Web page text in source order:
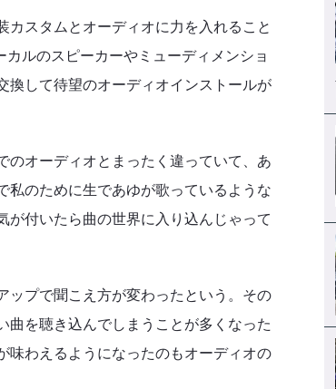
スタムとオーディオに力を入れること
ルのスピーカーやミューディメンショ
換して待望のオーディオインストールが
のオーディオとまったく違っていて、あ
私のために生であゆが歌っているような
が付いたら曲の世界に入り込んじゃって
ップで聞こえ方が変わったという。その
曲を聴き込んでしまうことが多くなった
味わえるようになったのもオーディオの